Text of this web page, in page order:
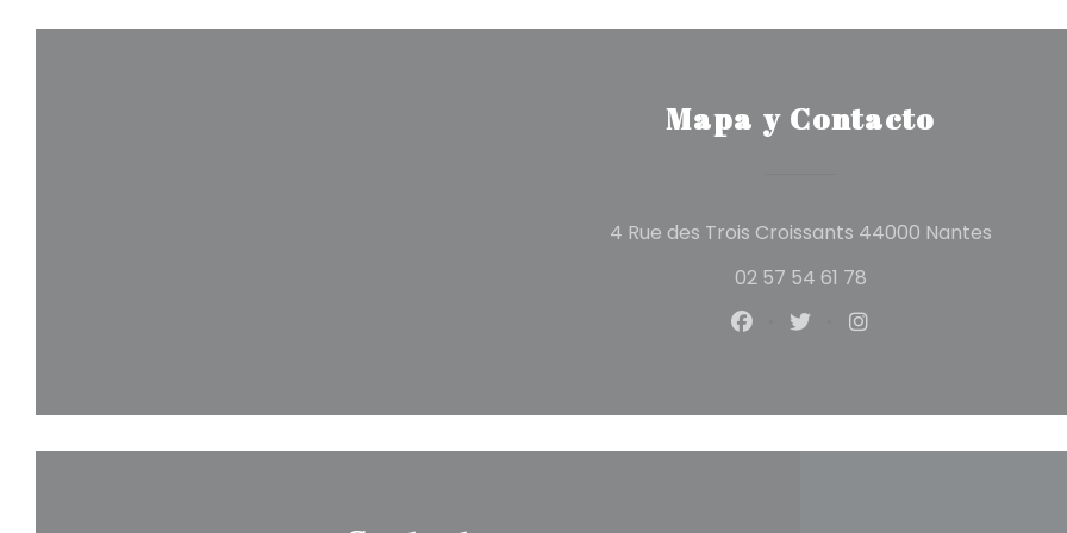
Mapa y Contacto
4 Rue des Trois Croissants 44000 Nantes((abre
02 57 54 61 78
Facebook ((abre en una
Twitter ((abre en una
Instagram ((abre